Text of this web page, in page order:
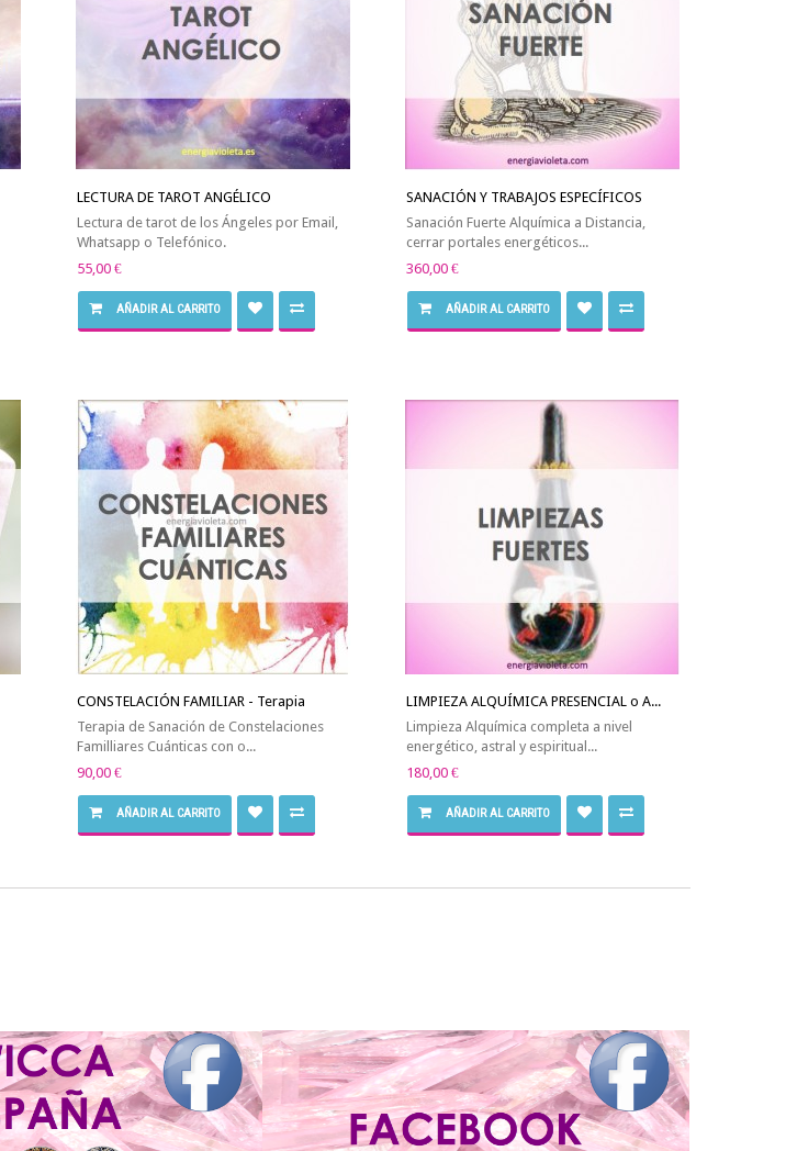
LECTURA DE TAROT ANGÉLICO
Lectura de tarot de los Ángeles por Email,
Whatsapp o Telefónico.
55,00 €
AÑADIR AL CARRITO
SANACIÓN Y TRABAJOS ESPECÍFICOS
Sanación Fuerte Alquímica a Distancia,
cerrar portales energéticos...
360,00 €
AÑADIR AL CARRITO
CONSTELACIÓN FAMILIAR - Terapia
Terapia de Sanación de Constelaciones
Familliares Cuánticas con o...
90,00 €
AÑADIR AL CARRITO
LIMPIEZA ALQUÍMICA PRESENCIAL o A...
Limpieza Alquímica completa a nivel
energético, astral y espiritual...
180,00 €
AÑADIR AL CARRITO